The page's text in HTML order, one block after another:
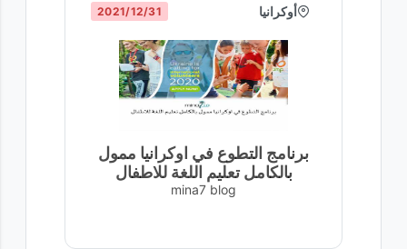
أوكرانيا 31‏/12‏/2021
برنامج التطوع في اوكرانيا ممول
بالكامل تعليم اللغة للاطفال
mina7 blog